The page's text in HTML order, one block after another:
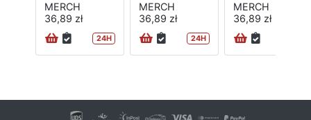
MERCH
36,89 zł
24H
MERCH
36,89 zł
24H
MERCH
36,89 zł